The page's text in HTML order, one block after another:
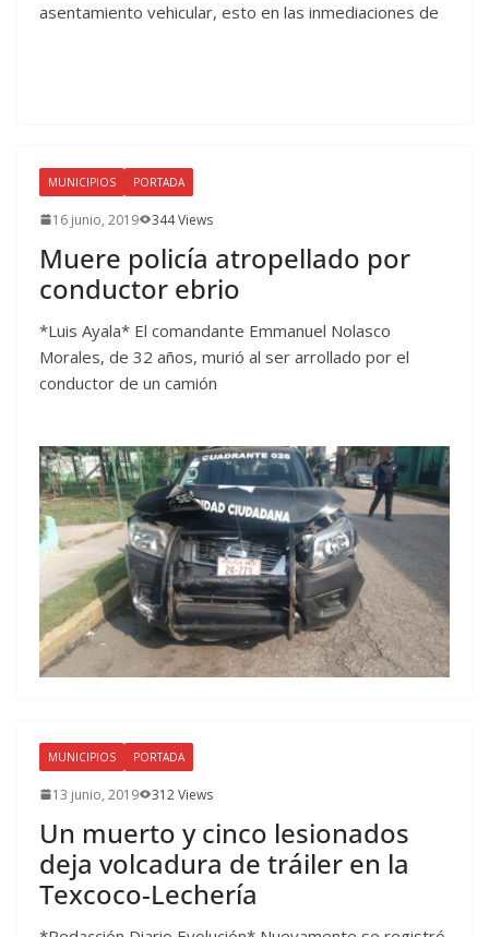
asentamiento vehicular, esto en las inmediaciones de
MUNICIPIOS PORTADA
16 junio, 2019 344 Views
Muere policía atropellado por
conductor ebrio
*Luis Ayala* El comandante Emmanuel Nolasco
Morales, de 32 años, murió al ser arrollado por el
conductor de un camión
MUNICIPIOS PORTADA
13 junio, 2019 312 Views
Un muerto y cinco lesionados
deja volcadura de tráiler en la
Texcoco-Lechería